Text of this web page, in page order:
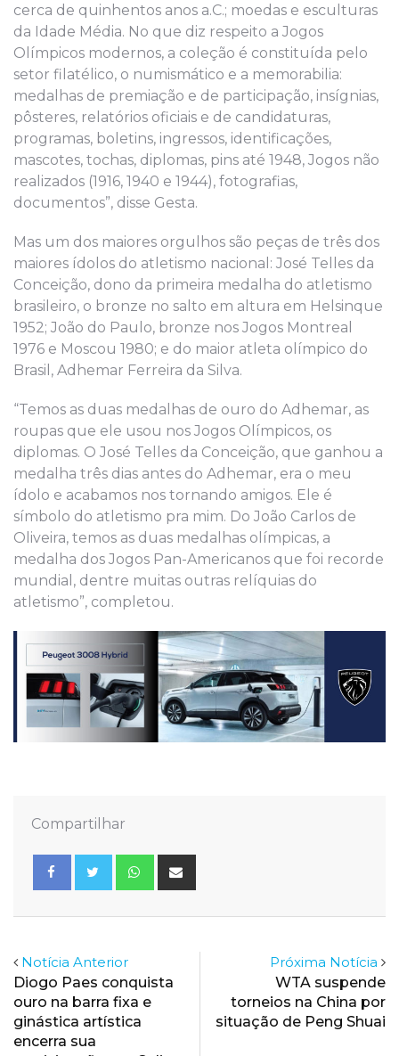
cerca de quinhentos anos a.C.; moedas e esculturas
da Idade Média. No que diz respeito a Jogos
Olímpicos modernos, a coleção é constituída pelo
setor filatélico, o numismático e a memorabilia:
medalhas de premiação e de participação, insígnias,
pôsteres, relatórios oficiais e de candidaturas,
programas, boletins, ingressos, identificações,
mascotes, tochas, diplomas, pins até 1948, Jogos não
realizados (1916, 1940 e 1944), fotografias,
documentos”, disse Gesta.
Mas um dos maiores orgulhos são peças de três dos
maiores ídolos do atletismo nacional: José Telles da
Conceição, dono da primeira medalha do atletismo
brasileiro, o bronze no salto em altura em Helsinque
1952; João do Paulo, bronze nos Jogos Montreal
1976 e Moscou 1980; e do maior atleta olímpico do
Brasil, Adhemar Ferreira da Silva.
“Temos as duas medalhas de ouro do Adhemar, as
roupas que ele usou nos Jogos Olímpicos, os
diplomas. O José Telles da Conceição, que ganhou a
medalha três dias antes do Adhemar, era o meu
ídolo e acabamos nos tornando amigos. Ele é
símbolo do atletismo pra mim. Do João Carlos de
Oliveira, temos as duas medalhas olímpicas, a
medalha dos Jogos Pan-Americanos que foi recorde
mundial, dentre muitas outras relíquias do
atletismo”, completou.
Compartilhar
Whatsapp
Notícia Anterior
Diogo Paes conquista
ouro na barra fixa e
ginástica artística
encerra sua
Próxima Notícia
WTA suspende
torneios na China por
situação de Peng Shuai